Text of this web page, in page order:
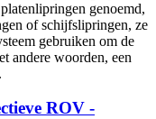
genoemd,
of schijfslipringen, ze
gebruiken om de
andere woorden, een
ROV -